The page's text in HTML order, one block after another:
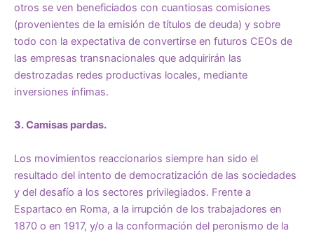
otros se ven beneficiados con cuantiosas comisiones
(provenientes de la emisión de títulos de deuda) y sobre
todo con la expectativa de convertirse en futuros CEOs de
las empresas transnacionales que adquirirán las
destrozadas redes productivas locales, mediante
inversiones ínfimas.
3. Camisas pardas.
Los movimientos reaccionarios siempre han sido el
resultado del intento de democratización de las sociedades
y del desafío a los sectores privilegiados. Frente a
Espartaco en Roma, a la irrupción de los trabajadores en
1870 o en 1917, y/o a la conformación del peronismo de la